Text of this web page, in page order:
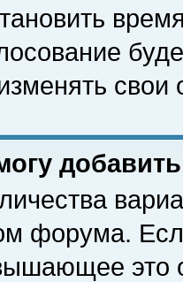
свои
форума.
это